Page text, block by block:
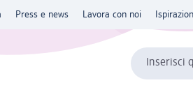
Press e news Lavora con noi
Inserisci